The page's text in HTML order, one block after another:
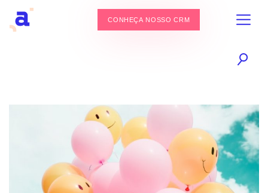
CONHEÇA NOSSO CRM